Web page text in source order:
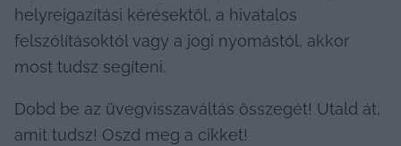
helyreigazítási kérésektől, a hivatalos
felszólításoktól vagy a jogi nyomástól, akkor
most tudsz segíteni.
Dobd be az üvegvisszaváltás összegét! Utald át,
amit tudsz! Oszd meg a cikket!